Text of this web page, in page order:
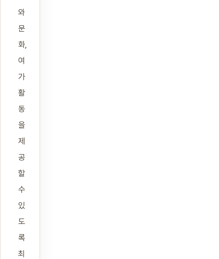
와
문
화,
여
가
활
동
을
제
공
할
수
있
도
록
최